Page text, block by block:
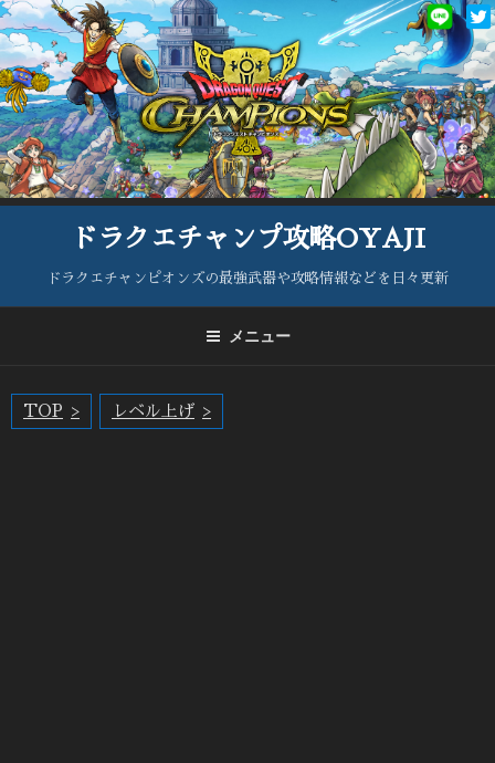
コ
ン
テ
ン
ツ
へ
ス
キ
ドラクエチャンプ攻略OYAJI
ドラクエチャンピオンズの最強武器や攻略情報などを日々更新
メニュー
TOP レベル上げ